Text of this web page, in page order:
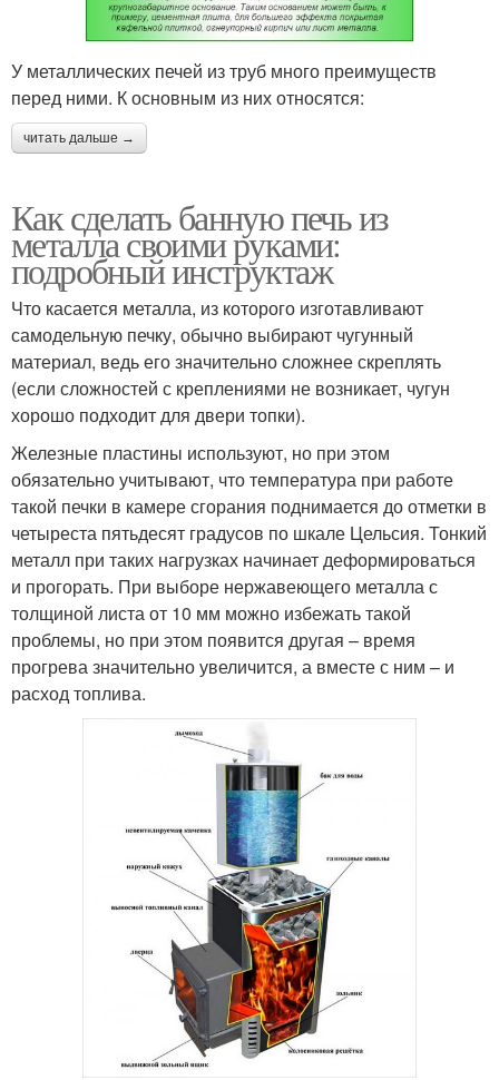
У металлических печей из труб много преимуществ
перед ними. К основным из них относятся:
читать дальше →
Как сделать банную печь из
металла своими руками:
подробный инструктаж
Что касается металла, из которого изготавливают
самодельную печку, обычно выбирают чугунный
материал, ведь его значительно сложнее скреплять
(если сложностей с креплениями не возникает, чугун
хорошо подходит для двери топки).
Железные пластины используют, но при этом
обязательно учитывают, что температура при работе
такой печки в камере сгорания поднимается до отметки в
четыреста пятьдесят градусов по шкале Цельсия. Тонкий
металл при таких нагрузках начинает деформироваться
и прогорать. При выборе нержавеющего металла с
толщиной листа от 10 мм можно избежать такой
проблемы, но при этом появится другая – время
прогрева значительно увеличится, а вместе с ним – и
расход топлива.